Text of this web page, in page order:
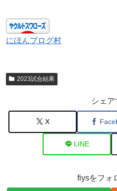
にほんブログ村
2023試合結果
シェア
X
LINE
fiysをフォ